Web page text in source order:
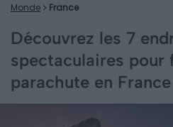
Monde France
Découvrez les 7
spectaculaires pour
parachute en France